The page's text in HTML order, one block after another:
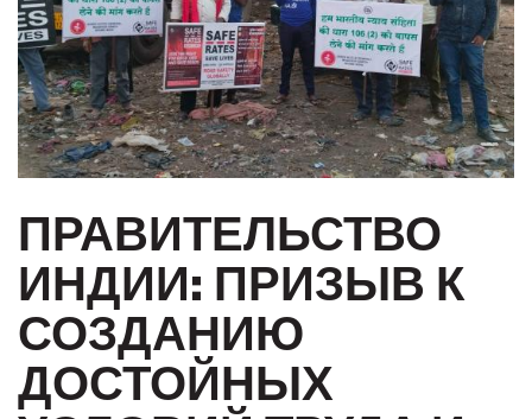
ПРАВИТЕЛЬСТВО
ИНДИИ: ПРИЗЫВ К
СОЗДАНИЮ
ДОСТОЙНЫХ